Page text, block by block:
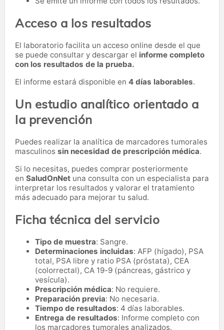
Acceso a los resultados
El laboratorio facilita un acceso online desde el que
se puede consultar y descargar el informe completo
con los resultados de la prueba.
El informe estará disponible en 4 días laborables.
Un estudio analítico orientado a
la prevención
Puedes realizar la analítica de marcadores tumorales
masculinos sin necesidad de prescripción médica.
Si lo necesitas, puedes comprar posteriormente
en SaludOnNet una consulta con un especialista para
interpretar los resultados y valorar el tratamiento
más adecuado para mejorar tu salud.
Ficha técnica del servicio
Tipo de muestra: Sangre.
Determinaciones incluidas: AFP (hígado), PSA
total, PSA libre y ratio PSA (próstata), CEA
(colorrectal), CA 19-9 (páncreas, gástrico y
vesícula).
Prescripción médica: No requiere.
Preparación previa: No necesaria.
Tiempo de resultados: 4 días laborables.
Entrega de resultados: Informe completo con
los marcadores tumorales analizados.